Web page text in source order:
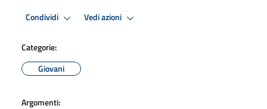
Condividi Vedi azioni
Categorie:
Giovani
Argomenti: